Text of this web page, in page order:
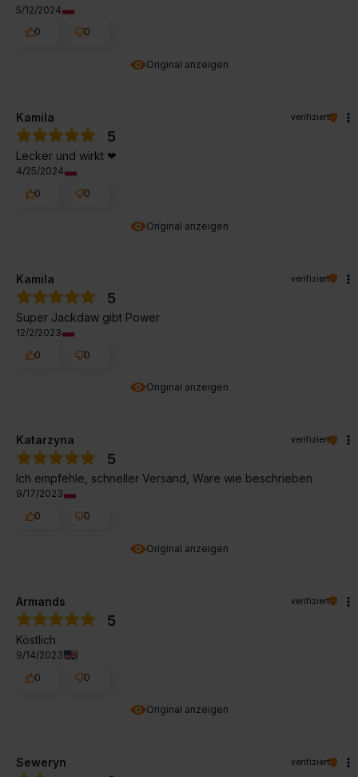
Original anzeigen
5/12/2024
0
0
Original anzeigen
Kamila verifiziert
5
Lecker und wirkt ❤
4/25/2024
0
0
Original anzeigen
Kamila verifiziert
5
Super Jackdaw gibt Power
12/2/2023
0
0
Original anzeigen
Katarzyna verifiziert
5
Ich empfehle, schneller Versand, Ware wie beschrieben
9/17/2023
0
0
Original anzeigen
Armands verifiziert
5
Köstlich
9/14/2023
0
0
Seweryn verifiziert